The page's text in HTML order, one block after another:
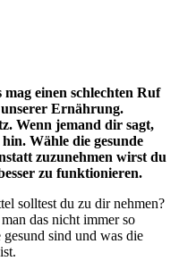
einen schlechten Ruf
Ernährung.
Wenn jemand dir sagt,
Wähle die gesunde
zuzunehmen wirst du
zu funktionieren.
solltest du zu dir nehmen?
das nicht immer so
sind und was die